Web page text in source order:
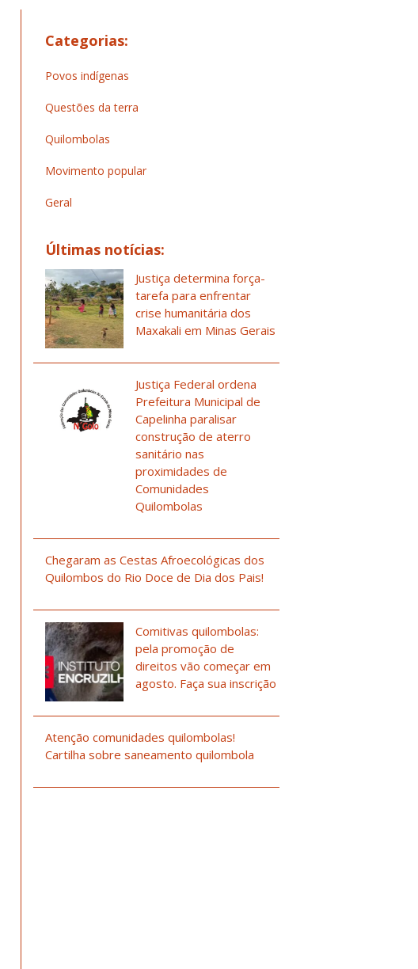
Categorias:
Povos indígenas
Questões da terra
Quilombolas
Movimento popular
Geral
Últimas notícias:
Justiça determina força-
tarefa para enfrentar
crise humanitária dos
Maxakali em Minas Gerais
Justiça Federal ordena
Prefeitura Municipal de
Capelinha paralisar
construção de aterro
sanitário nas
proximidades de
Comunidades
Quilombolas
Chegaram as Cestas Afroecológicas dos
Quilombos do Rio Doce de Dia dos Pais!
Comitivas quilombolas:
pela promoção de
direitos vão começar em
agosto. Faça sua inscrição
Atenção comunidades quilombolas!
Cartilha sobre saneamento quilombola